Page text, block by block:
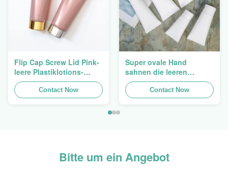
Flip Cap Screw Lid Pink-
leere Plastiklotions-
Pressungs-Rohre 200g
Contact Now
Super ovale Hand
sahnen die leeren
kosmetischen Rohre, die
5ml zu 150ml verpacken
Contact Now
Bitte um ein Angebot